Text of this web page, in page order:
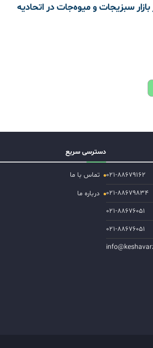
سبزیجات و میوه‌جات در اتحادیه
۰۲۱-۸۸۶۷۹۱۶۲
۰۲۱-۸۸۶۷۹۸۳۴
۰۲۱-۸۸۶۷۶۰۵۱
۰۲۱-۸۸۶۷۶۰۵۱
دسترسی سریع
تماس با ما
درباره ما